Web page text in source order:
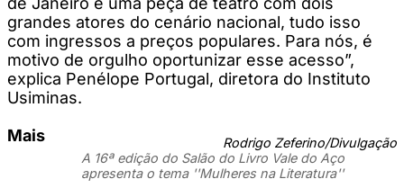
grandes atores do cenário nacional, tudo isso
com ingressos a preços populares. Para nós, é
motivo de orgulho oportunizar esse acesso”,
explica Penélope Portugal, diretora do Instituto
Usiminas.
Rodrigo Zeferino/Divulgação
A 16ª edição do Salão do Livro Vale do Aço
apresenta o tema ''Mulheres na Literatura''
Mais